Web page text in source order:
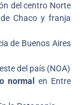
del centro Norte
Chaco y franja
de Buenos Aires
del país (NOA)
normal
en Entre